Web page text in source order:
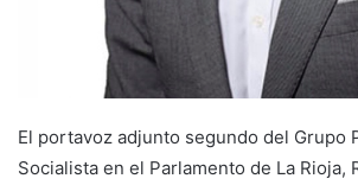
El portavoz adjunto segundo del Grupo
Socialista en el Parlamento de La Rioja,